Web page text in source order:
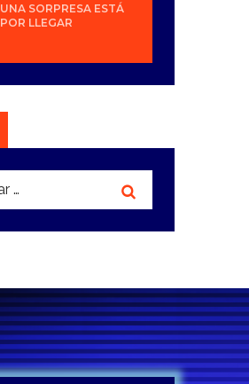
UNA SORPRESA ESTÁ
POR LLEGAR